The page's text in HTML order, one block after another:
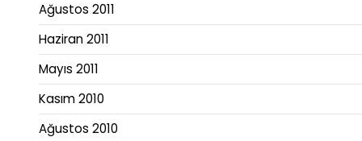
Ağustos 2011
Haziran 2011
Mayıs 2011
Kasım 2010
Ağustos 2010